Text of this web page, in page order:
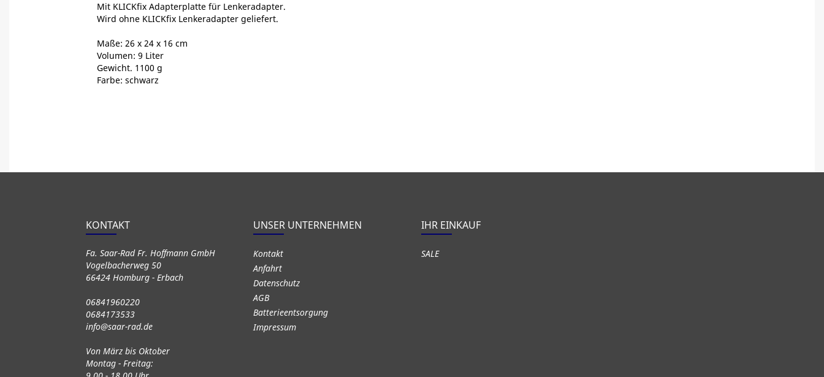
Mit KLICKfix Adapterplatte für Lenkeradapter.
Wird ohne KLICKfix Lenkeradapter geliefert.
Maße: 26 x 24 x 16 cm
Volumen: 9 Liter
Gewicht. 1100 g
Farbe: schwarz
KONTAKT
Fa. Saar-Rad Fr. Hoffmann GmbH
Vogelbacherweg 50
66424 Homburg - Erbach
06841960220
0684173533
info@saar-rad.de
Von März bis Oktober
Montag - Freitag:
UNSER UNTERNEHMEN
Kontakt
Anfahrt
Datenschutz
AGB
Batterieentsorgung
Impressum
IHR EINKAUF
SALE